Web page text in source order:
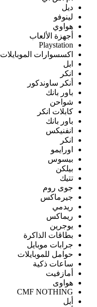
ديل
لينوفو
هواوي
أجهزة الألعاب
Playstation
اكسسوارات الموبايلات
ابل
انكر
أنكر ساوندكور
باور بانك
شواحن
كابلات انكر
باور بانك
انفنيكس
انكر
اورايمو
بيسوس
بيلكن
تتيك
جوى روم
جيرماكس
ريدمي
ريماكس
يوجرين
بطاقات الذاكرة
جرابات موبايل
حوامل للموبايلات
ساعات ذكية
أمازفيت
هواوى
CMF NOTHING
أبل